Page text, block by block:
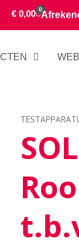
€ 0,00 0